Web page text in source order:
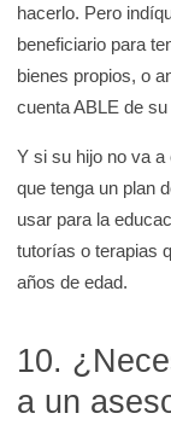
hacerlo. Pero
beneficiario para
bienes propios, o
cuenta ABLE de su
Y si su hijo no va
que tenga un plan
usar para la
tutorías o terapias
años de edad.
10.
a un